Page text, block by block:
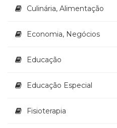
Televisão
africanos
Terapia
(21)
RH
Culinária, Alimentação
Economia, Negócios
Educação
Educação Especial
Fisioterapia